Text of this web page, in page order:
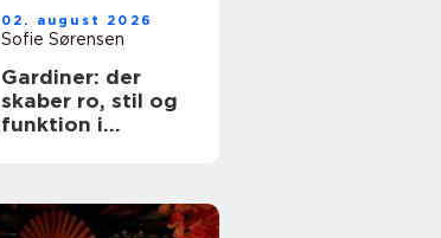
02. august 2026
Sofie Sørensen
Gardiner: der
skaber ro, stil og
funktion i